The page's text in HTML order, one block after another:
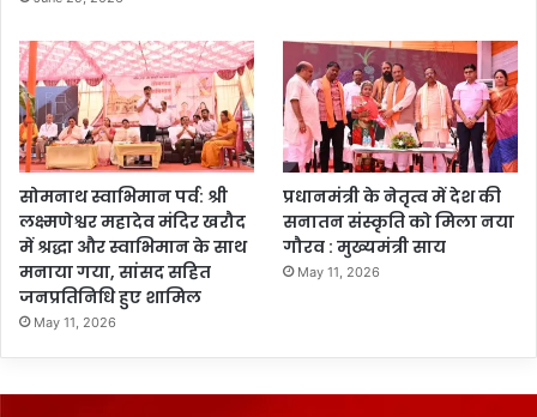
सोमनाथ स्वाभिमान पर्व: श्री
लक्ष्मणेश्वर महादेव मंदिर खरौद
में श्रद्धा और स्वाभिमान के साथ
मनाया गया, सांसद सहित
जनप्रतिनिधि हुए शामिल
May 11, 2026
प्रधानमंत्री के नेतृत्व में देश की
सनातन संस्कृति को मिला नया
गौरव : मुख्यमंत्री साय
May 11, 2026